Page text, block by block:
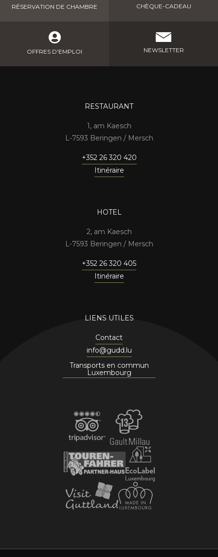
RÉSERVATION DE CHAMBRE CHÈQUE-CADEAU
OFFRES D'EMPLOI NEWSLETTER
RESTAURANT
1, am Kaesch
7593 Beringen / Mersch
+352 26 320 420
Itinéraire
HOTEL
2, am Kaesch
7593 Beringen / Mersch
+352 26 320 405
Itinéraire
LIENS UTILES
Contact
info@gudd.lu
Transports en commun
Luxembourg